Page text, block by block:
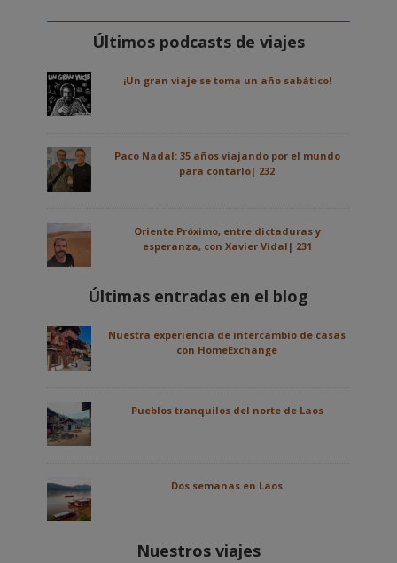
Últimos podcasts de viajes
¡Un gran viaje se toma un año sabático!
Paco Nadal: 35 años viajando por el mundo
para contarlo| 232
Oriente Próximo, entre dictaduras y
esperanza, con Xavier Vidal| 231
Últimas entradas en el blog
Nuestra experiencia de intercambio de casas
con HomeExchange
Pueblos tranquilos del norte de Laos
Dos semanas en Laos
Nuestros viajes